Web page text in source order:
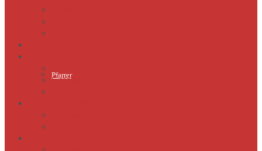
Pfarrer
Geschichte St.Marien